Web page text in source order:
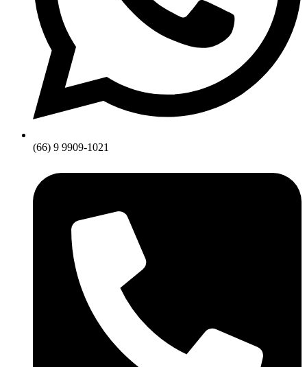
(66) 9 9909-1021